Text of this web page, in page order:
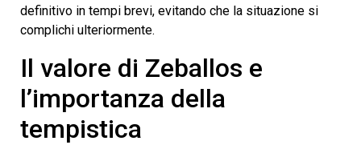
definitivo in tempi brevi, evitando che la situazione si
complichi ulteriormente.
Il valore di Zeballos e
l’importanza della
tempistica